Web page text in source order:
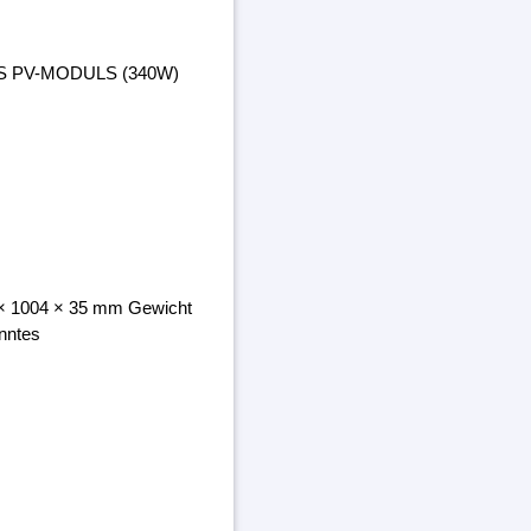
PV-MODULS (340W)
1004 × 35 mm Gewicht